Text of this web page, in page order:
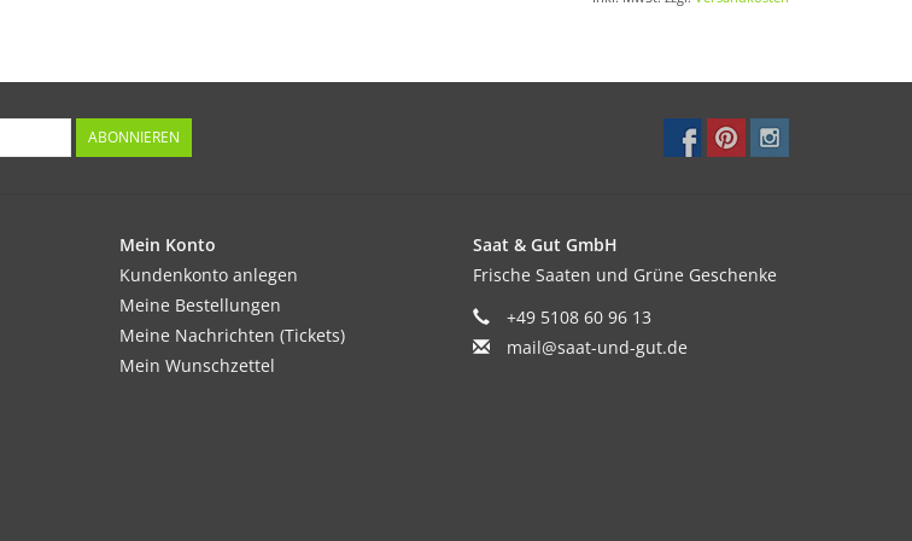
werden. Wenn man die Samenstände stehen lässt, sät sie sich aber auch selbst aus.
Inhalt:
ABONNIEREN
Mein Konto
Kundenkonto anlegen
Meine Bestellungen
Meine Nachrichten (Tickets)
Mein Wunschzettel
Saat & Gut GmbH
Frische Saaten und Grüne Geschenke
+49 5108 60 96 13
mail@saat-und-gut.de